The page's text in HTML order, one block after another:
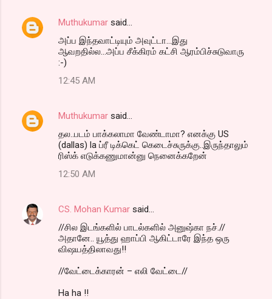
C
n
t
Muthukumar said…
அப்ப இந்தவாட்டியும் அவுட்டா...இது
ஆவறதில்ல...அப்ப சீக்கிரம் கட்சி ஆரம்பிச்சுடுவாரு
:-)
12:45 AM
Muthukumar said…
தல..படம் பாக்கலாமா வேண்டாமா? எனக்கு US
(dallas) la ப்ரீ டிக்கெட் கெடைச்சுருக்கு..இருந்தாலும்
ரிஸ்க் எடுக்கணுமான்னு நெனைக்கறேன்
12:50 AM
CS. Mohan Kumar said…
//சில இடங்களில் பாடல்களில் அனுஷ்கா நச்.//
அதானே.. யூத்து ஹாப்பி ஆகிட்டாரே இந்த ஒரு
விஷயத்திலாவது!!
//வேட்டைக்காரன் – எலி வேட்டை//
Ha ha !!